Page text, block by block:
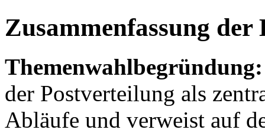
Zusammenfassung der
Themenwahlbegründung:
der Postverteilung als
Abläufe und verweist auf